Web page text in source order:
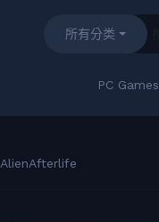
所有分类
PC Games
AlienAfterlife